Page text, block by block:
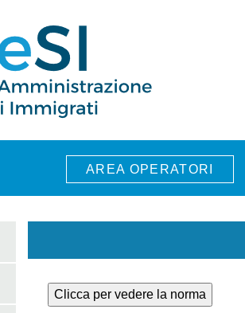
AREA OPERATORI
Clicca per vedere la norma